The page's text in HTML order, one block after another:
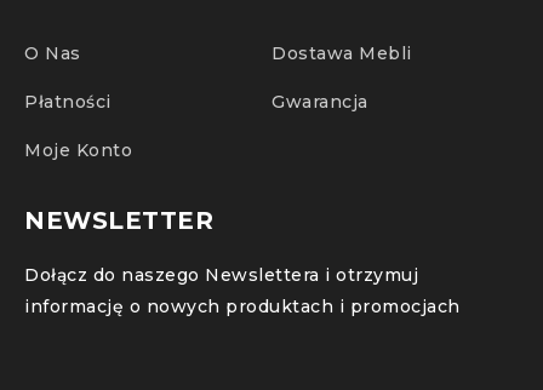
O Nas Dostawa Mebli
Płatności Gwarancja
Moje Konto
NEWSLETTER
Dołącz do naszego Newslettera i otrzymuj
informację o nowych produktach i promocjach